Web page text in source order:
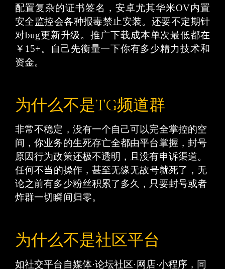
配置复杂的证书签名，安卓尤其华米OV内置
安全监控会各种报毒禁止安装。还要不定期针
对bug更新升级。推广下载成本单次最低都在
￥15+。自己先衡量一下你有多少精力 技术和
资金。
为什么不是TG频道群
非常不稳定，没有一个自己可以完全掌控的空
间，你业务的生死存亡全都由平台掌握，封号
原因行为政策还极不透明，且没有申诉渠道。
任何不当 的操作，甚至无缘无故号就死了，无
论之前有多少粉丝积累了多久，只要封号或者
炸群一切瞬间归零。
为什么不是社区平台
如社交平台自媒体 ·论坛社区· 网店·小程序，同